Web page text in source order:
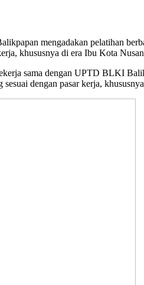
mengadakan pelatihan
khususnya di era Ibu Kota
sama dengan UPTD BLKI
dengan pasar kerja,